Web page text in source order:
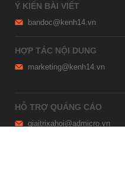
Ý KIẾN BÀI VIẾT
bandoc@kenh14.vn
HỢP TÁC NỘI DUNG
marketing@kenh14.vn
HỖ TRỢ QUẢNG CÁO
giaitrixahoi@admicro.vn